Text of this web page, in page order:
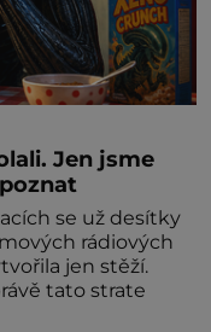
Jen jsme
se už desítky
rádiových
jen stěží.
tato strate